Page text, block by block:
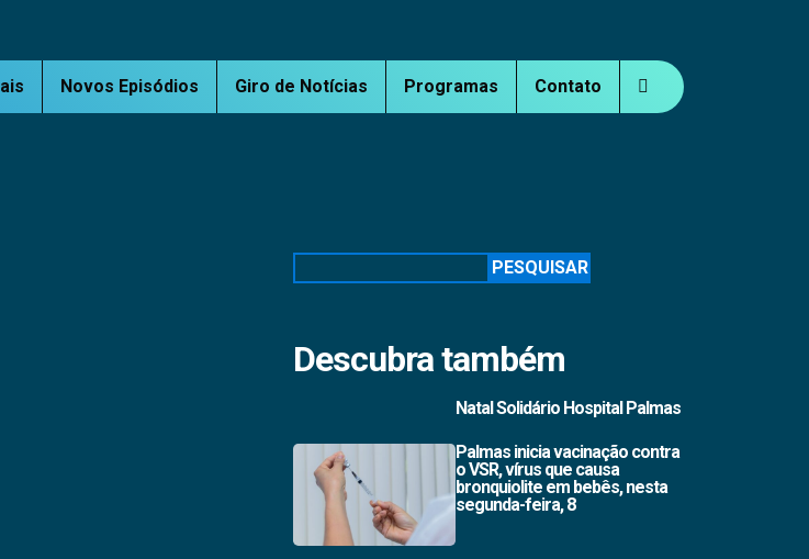
Novos Episódios Giro de Notícias Programas Contato
PESQUISAR
Descubra também
Natal Solidário Hospital Palmas
Palmas inicia vacinação contra
o VSR, vírus que causa
bronquiolite em bebês, nesta
segunda-feira, 8